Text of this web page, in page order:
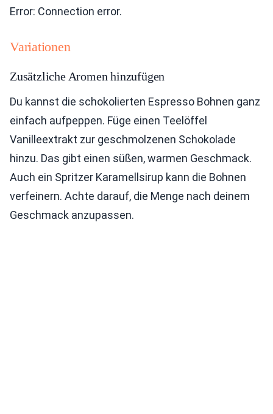
Error: Connection error.
Variationen
Zusätzliche Aromen hinzufügen
Du kannst die schokolierten Espresso Bohnen ganz
einfach aufpeppen. Füge einen Teelöffel
Vanilleextrakt zur geschmolzenen Schokolade
hinzu. Das gibt einen süßen, warmen Geschmack.
Auch ein Spritzer Karamellsirup kann die Bohnen
verfeinern. Achte darauf, die Menge nach deinem
Geschmack anzupassen.